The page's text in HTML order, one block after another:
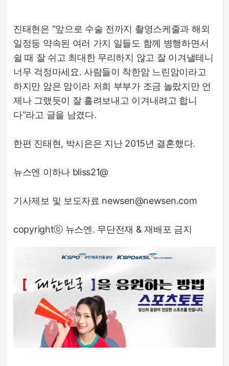
진태현은 “앞으로 수술 전까지 촬영스케줄과 해외
일정등 약속된 여러 가지 일들도 함께 병행하면서
쉴 때 잘 쉬고 최대한 무리하지 않고 잘 이겨낼테니
너무 걱정마세요. 사람들이 착한암 느린암이라고
하지만 암은 암이라 저희 부부가 조금 놀랐지만 언
제나 그랬듯이 잘 흘려보내고 이겨내려고 합니
다”라고 글을 남겼다.
한편 진태현, 박시은은 지난 2015년 결혼했다.
뉴스엔 이하나 bliss21@
기사제보 및 보도자료 newsen@newsen.com
copyrightⓒ 뉴스엔. 무단전재 & 재배포 금지